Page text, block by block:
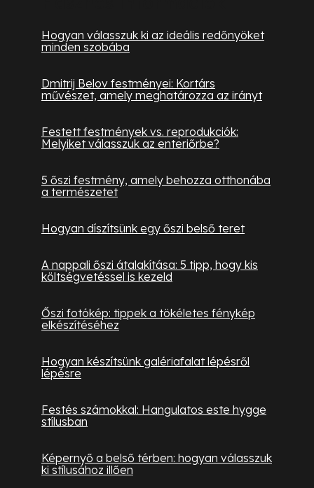
Hogyan válasszuk ki az ideális redőnyöket
minden szobába
Dmitrij Belov festményei: Kortárs
művészet, amely meghatározza az irányt
Festett festmények vs. reprodukciók:
Melyiket válasszuk az enteriőrbe?
5 őszi festmény, amely behozza otthonába
a természetet
Hogyan díszítsünk egy őszi belső teret
A nappali őszi átalakítása: 5 tipp, hogy kis
költségvetéssel is kezeld
Őszi fotókép: tippek a tökéletes fénykép
elkészítéséhez
Hogyan készítsünk galériafalat lépésről
lépésre
Festés számokkal: Hangulatos este hygge
stílusban
Képernyő a belső térben: hogyan válasszuk
ki stílusához illően